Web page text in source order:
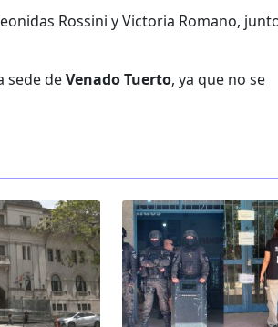
Rossini y Victoria Romano,
sede deVenado Tuerto, ya que no se